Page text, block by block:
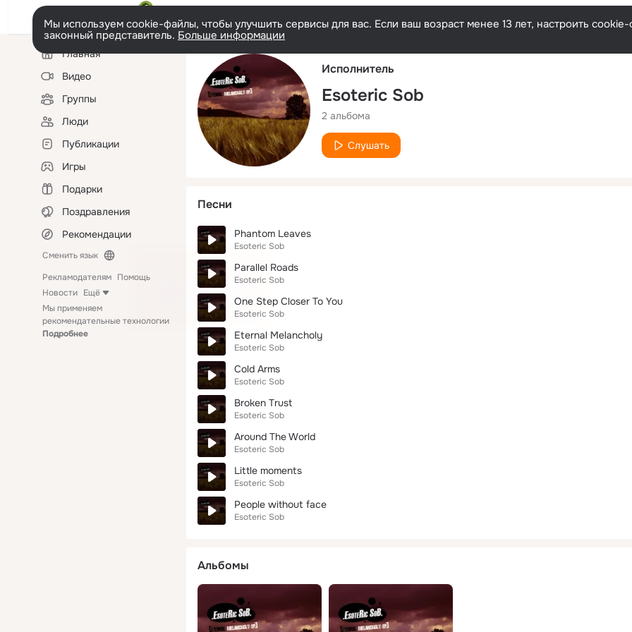
Мы используем cookie-файлы, чтобы улучшить сервисы для вас. Если ваш возраст менее 13 лет, настроить
законный представитель. Больше информации
Левая
колонкаГлавная
Видео
Группы
Люди
Публикации
Игры
Подарки
Поздравления
Рекомендации
Сменить язык
Рекламодателям Помощь
Новости Ещё
Мы применяем
рекомендательные технологии
Подробнее
Исполнитель
Esoteric Sob
2 альбома
Слушать
Песни
Phantom Leaves
Esoteric Sob
Parallel Roads
Esoteric Sob
One Step Closer To You
Esoteric Sob
Eternal Melancholy
Esoteric Sob
Cold Arms
Esoteric Sob
Broken Trust
Esoteric Sob
Around The World
Esoteric Sob
Little moments
Esoteric Sob
People without face
Esoteric Sob
Альбомы